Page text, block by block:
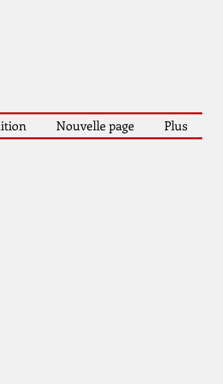
Nouvelle page Plus